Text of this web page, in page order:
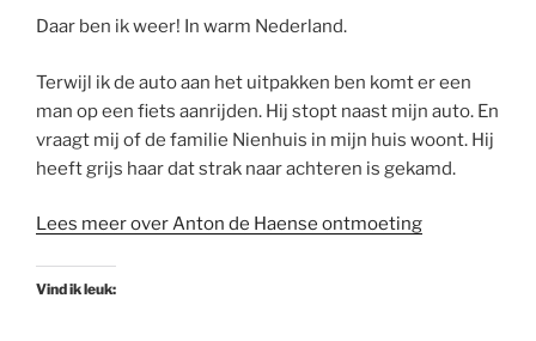
Daar ben ik weer! In warm Nederland.
Terwijl ik de auto aan het uitpakken ben komt er een
man op een fiets aanrijden. Hij stopt naast mijn auto. En
vraagt mij of de familie Nienhuis in mijn huis woont. Hij
heeft grijs haar dat strak naar achteren is gekamd.
Lees meer over Anton de Haense ontmoeting
Vind ik leuk: